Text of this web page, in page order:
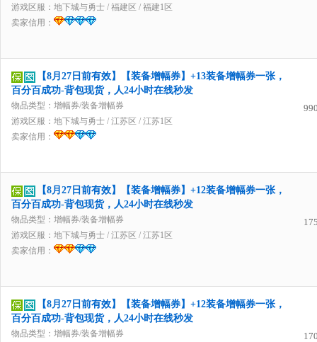
游戏区服： 地下城与勇士 / 福建区 / 福建1区
卖家信用：
【8月27日前有效】【装备增幅券】+13装备增幅券一张，
百分百成功-背包现货，人24小时在线秒发
物品类型：增幅券/装备增幅券
游戏区服： 地下城与勇士 / 江苏区 / 江苏1区
卖家信用：
【8月27日前有效】【装备增幅券】+12装备增幅券一张，
百分百成功-背包现货，人24小时在线秒发
物品类型：增幅券/装备增幅券
游戏区服： 地下城与勇士 / 江苏区 / 江苏1区
卖家信用：
【8月27日前有效】【装备增幅券】+12装备增幅券一张，
百分百成功-背包现货，人24小时在线秒发
物品类型：增幅券/装备增幅券